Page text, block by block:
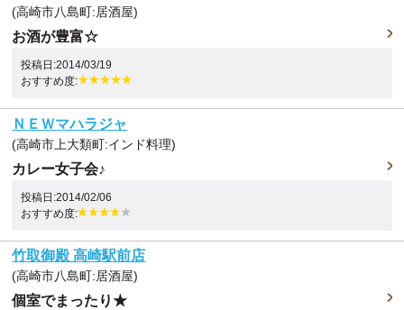
(高崎市八島町:居酒屋)
お酒が豊富☆
投稿日:2014/03/19
おすすめ度:
ＮＥＷマハラジャ
(高崎市上大類町:インド料理)
カレー女子会♪
投稿日:2014/02/06
おすすめ度:
竹取御殿 高崎駅前店
(高崎市八島町:居酒屋)
個室でまったり★